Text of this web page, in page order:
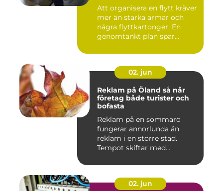
Att organisera en flytt kräver
mer än starka armar och
några flyttkartonger. En
genomtänkt plan spar...
02. jun
Reklam på Öland så når
företag både turister och
bofasta
Reklam på en sommarö
fungerar annorlunda än
reklam i en större stad.
Tempot skiftar med
02. jun